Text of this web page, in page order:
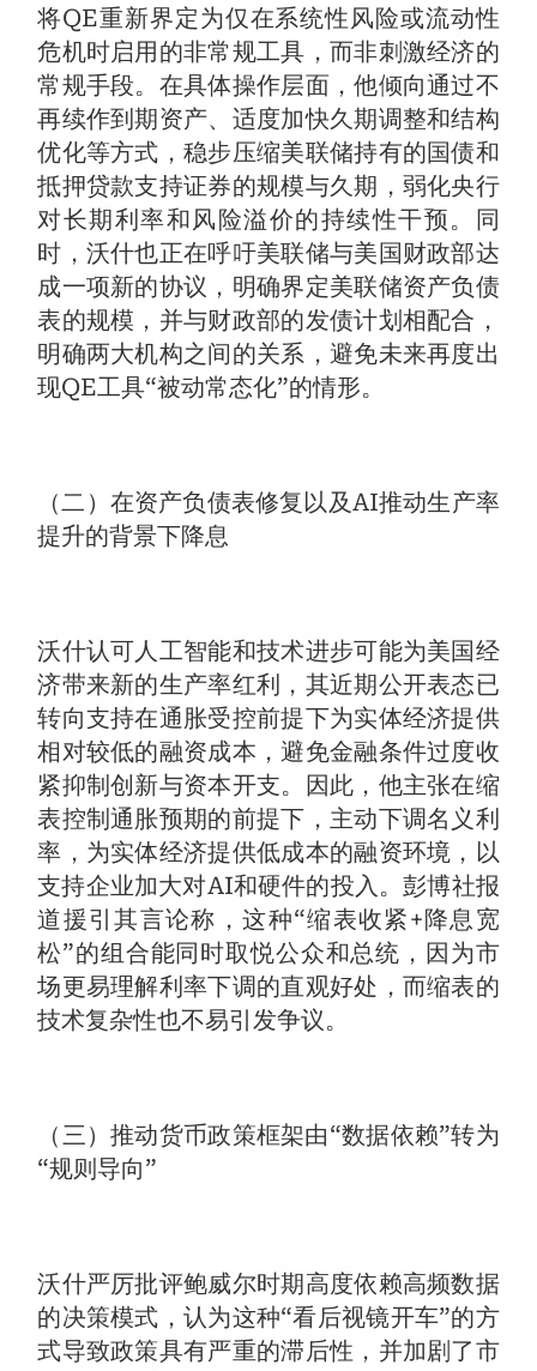
将QE重新界定为仅在系统性风险或流动性
危机时启用的非常规工具，而非刺激经济的
常规手段。在具体操作层面，他倾向通过不
再续作到期资产、适度加快久期调整和结构
优化等方式，稳步压缩美联储持有的国债和
抵押贷款支持证券的规模与久期，弱化央行
对长期利率和风险溢价的持续性干预。同
时，沃什也正在呼吁美联储与美国财政部达
成一项新的协议，明确界定美联储资产负债
表的规模，并与财政部的发债计划相配合，
明确两大机构之间的关系，避免未来再度出
现QE工具“被动常态化”的情形。
（二）在资产负债表修复以及AI推动生产率
提升的背景下降息
沃什认可人工智能和技术进步可能为美国经
济带来新的生产率红利，其近期公开表态已
转向支持在通胀受控前提下为实体经济提供
相对较低的融资成本，避免金融条件过度收
紧抑制创新与资本开支。因此，他主张在缩
表控制通胀预期的前提下，主动下调名义利
率，为实体经济提供低成本的融资环境，以
支持企业加大对AI和硬件的投入。彭博社报
道援引其言论称，这种“缩表收紧+降息宽
松”的组合能同时取悦公众和总统，因为市
场更易理解利率下调的直观好处，而缩表的
技术复杂性也不易引发争议。
（三）推动货币政策框架由“数据依赖”转为
“规则导向”
沃什严厉批评鲍威尔时期高度依赖高频数据
的决策模式，认为这种“看后视镜开车”的方
式导致政策具有严重的滞后性，并加剧了市